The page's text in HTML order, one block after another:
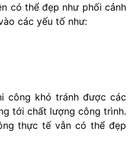
có thể đẹp như phối cảnh
các yếu tố như:
công khó tránh được các
tới chất lượng công trình.
thực tế vẫn có thể đẹp